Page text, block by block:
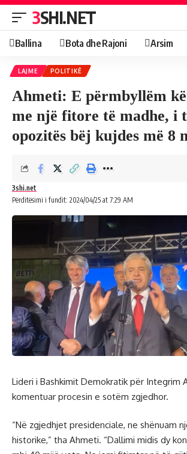
3SHI.NET
Ballina Bota dhe Rajoni Arsim
LAJME POLITIKË
Ahmeti: E përmbyllëm
me një fitore të madhe, i
opozitës bëj kujdes më 8
Përditësimi i fundit: 2024/04/25 at 7:29 AM
3shi.net
Lideri i Bashkimit Demokratik për Integrim
komentuar procesin e sotëm zgjedhor.
“Në zgjedhjet presidenciale, ne shënuam
historike,” tha Ahmeti. “Dallimi midis dy